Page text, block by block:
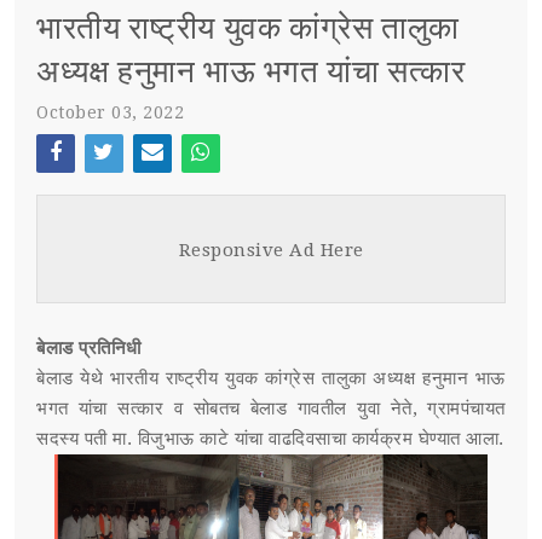
जॉब/ नोकरी
स्पर्धा परीक्षा
POST WITH LEFT SIDEBAR
PARENTAL MENU
PARENTAL MENU
PARENTAL MENU
SUB MENU 4
OUR REPORTERS
भारतीय राष्ट्रीय युवक कांग्रेस तालुका
अध्यक्ष हनुमान भाऊ भगत यांचा सत्कार
October 03, 2022
Face
Twi
Ema
Wh
Responsive Ad Here
बेलाड प्रतिनिधी
बेलाड येथे भारतीय राष्ट्रीय युवक कांग्रेस तालुका अध्यक्ष हनुमान भाऊ
भगत यांचा सत्कार व सोबतच बेलाड गावतील युवा नेते, ग्रामपंचायत
सदस्य पती मा. विजुभाऊ काटे यांचा वाढदिवसाचा कार्यक्रम घेण्यात आला.